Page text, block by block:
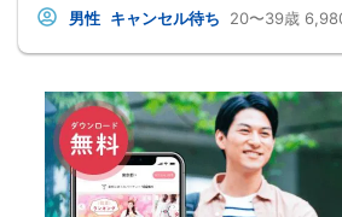
男性 キャンセル待ち 20〜39歳